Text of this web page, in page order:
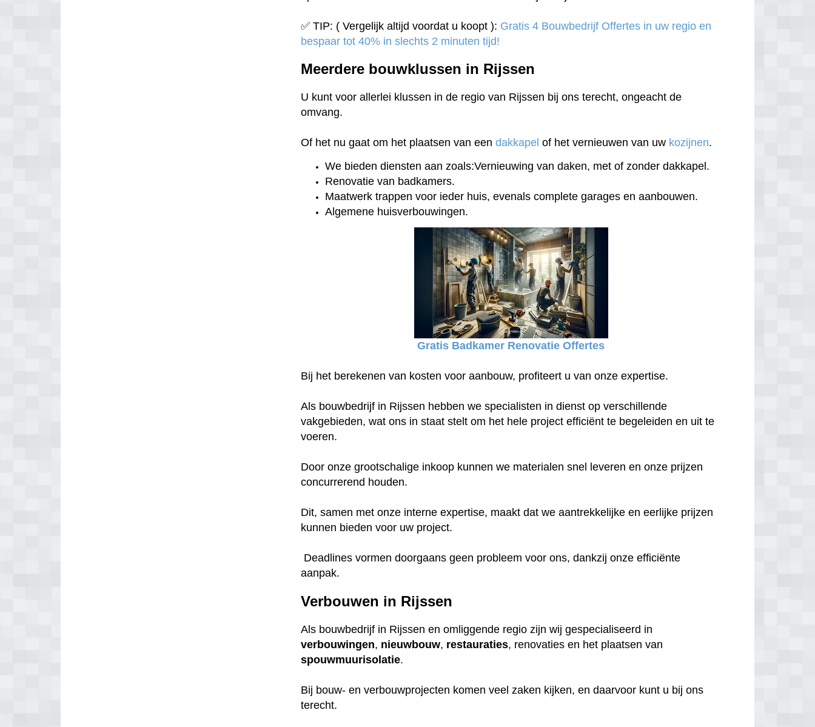
✅ TIP: ( Vergelijk altijd voordat u koopt ): Gratis 4 Bouwbedrijf Offertes in uw regio en
bespaar tot 40% in slechts 2 minuten tijd!
Meerdere bouwklussen in Rijssen
U kunt voor allerlei klussen in de regio van Rijssen bij ons terecht, ongeacht de
omvang.
Of het nu gaat om het plaatsen van eendakkapel of het vernieuwen van uw kozijnen.
We bieden diensten aan zoals:Vernieuwing van daken, met of zonder dakkapel.
Renovatie van badkamers.
Maatwerk trappen voor ieder huis, evenals complete garages en aanbouwen.
Algemene huisverbouwingen.
Gratis Badkamer Renovatie Offertes
Bij het berekenen van kosten voor aanbouw, profiteert u van onze expertise.
Als bouwbedrijf in Rijssen hebben we specialisten in dienst op verschillende
vakgebieden, wat ons in staat stelt om het hele project efficiënt te begeleiden en uit te
voeren.
Door onze grootschalige inkoop kunnen we materialen snel leveren en onze prijzen
concurrerend houden.
Dit, samen met onze interne expertise, maakt dat we aantrekkelijke en eerlijke prijzen
kunnen bieden voor uw project.
Deadlines vormen doorgaans geen probleem voor ons, dankzij onze efficiënte
aanpak.
Verbouwen in Rijssen
Als bouwbedrijf in Rijssen en omliggende regio zijn wij gespecialiseerd in
verbouwingen, nieuwbouw, restauraties, renovaties en het plaatsen van
spouwmuurisolatie.
Bij bouw- en verbouwprojecten komen veel zaken kijken, en daarvoor kunt u bij ons
terecht.